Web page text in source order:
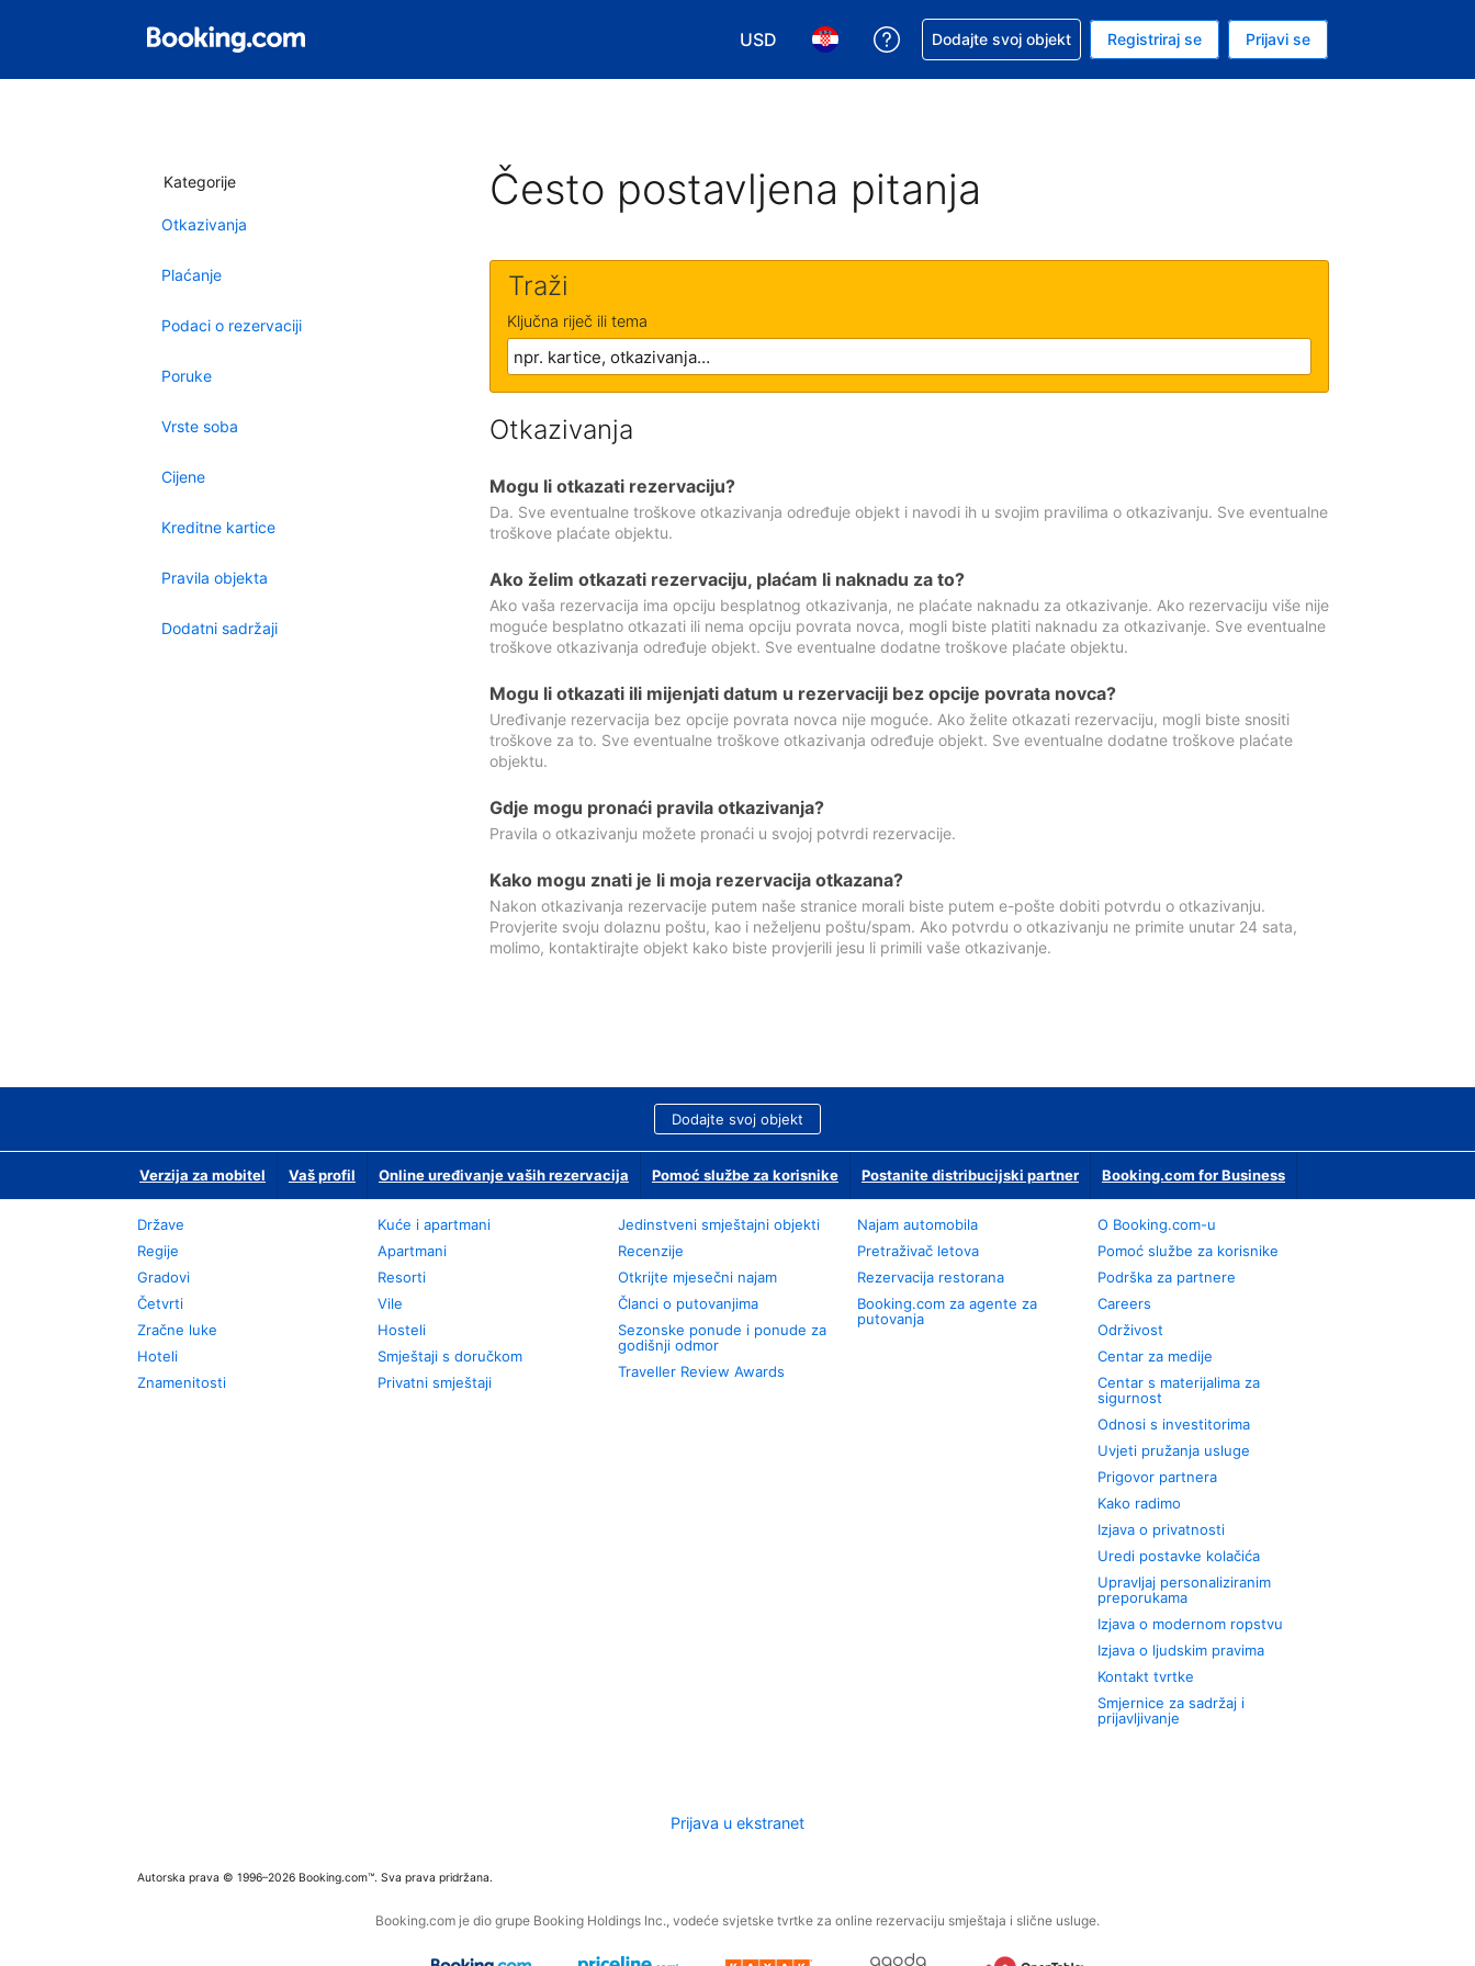
USD
Odaberite valutu. Vaša je trenutačna valuta Američki dolar
Odaberite svoj jezik. Vaš je trenutačni jezik Hrvatskom
Zatražite pomoć sa svojom rezervacijom
Dodajte svoj objekt Registriraj se Prijavi se
Kategorije
Otkazivanja
Plaćanje
Podaci o rezervaciji
Poruke
Vrste soba
Cijene
Kreditne kartice
Pravila objekta
Dodatni sadržaji
Često postavljena pitanja
Traži
Ključna riječ ili tema
Otkazivanja
Mogu li otkazati rezervaciju?
Da. Sve eventualne troškove otkazivanja određuje objekt i navodi ih u svojim pravilima o otkazivanju. Sve eventualne
troškove plaćate objektu.
Ako želim otkazati rezervaciju, plaćam li naknadu za to?
Ako vaša rezervacija ima opciju besplatnog otkazivanja, ne plaćate naknadu za otkazivanje. Ako rezervaciju više nije
moguće besplatno otkazati ili nema opciju povrata novca, mogli biste platiti naknadu za otkazivanje. Sve eventualne
troškove otkazivanja određuje objekt. Sve eventualne dodatne troškove plaćate objektu.
Mogu li otkazati ili mijenjati datum u rezervaciji bez opcije povrata novca?
Uređivanje rezervacija bez opcije povrata novca nije moguće. Ako želite otkazati rezervaciju, mogli biste snositi
troškove za to. Sve eventualne troškove otkazivanja određuje objekt. Sve eventualne dodatne troškove plaćate
objektu.
Gdje mogu pronaći pravila otkazivanja?
Pravila o otkazivanju možete pronaći u svojoj potvrdi rezervacije.
Kako mogu znati je li moja rezervacija otkazana?
Nakon otkazivanja rezervacije putem naše stranice morali biste putem e-pošte dobiti potvrdu o otkazivanju.
Provjerite svoju dolaznu poštu, kao i neželjenu poštu/spam. Ako potvrdu o otkazivanju ne primite unutar 24 sata,
molimo, kontaktirajte objekt kako biste provjerili jesu li primili vaše otkazivanje.
Dodajte svoj objekt
Verzija za mobitel Vaš profil Online uređivanje vaših rezervacija Pomoć službe za korisnike Postanite distribucijski partner Booking.com for Business
Države
Regije
Gradovi
Četvrti
Zračne luke
Hoteli
Znamenitosti
Kuće i apartmani
Apartmani
Resorti
Vile
Hosteli
Smještaji s doručkom
Privatni smještaji
Jedinstveni smještajni objekti
Recenzije
Otkrijte mjesečni najam
Članci o putovanjima
Sezonske ponude i ponude za
godišnji odmor
Traveller Review Awards
Najam automobila
Pretraživač letova
Rezervacija restorana
Booking.com za agente za
putovanja
O Booking.com-u
Pomoć službe za korisnike
Podrška za partnere
Careers
Održivost
Centar za medije
Centar s materijalima za
sigurnost
Odnosi s investitorima
Uvjeti pružanja usluge
Prigovor partnera
Kako radimo
Izjava o privatnosti
Uredi postavke kolačića
Upravljaj personaliziranim
preporukama
Izjava o modernom ropstvu
Izjava o ljudskim pravima
Kontakt tvrtke
Smjernice za sadržaj i
prijavljivanje
Prijava u ekstranet
Autorska prava © 1996–2026 Booking.com™. Sva prava pridržana.
Booking.com je dio grupe Booking Holdings Inc., vodeće svjetske tvrtke za online rezervaciju smještaja i slične usluge.